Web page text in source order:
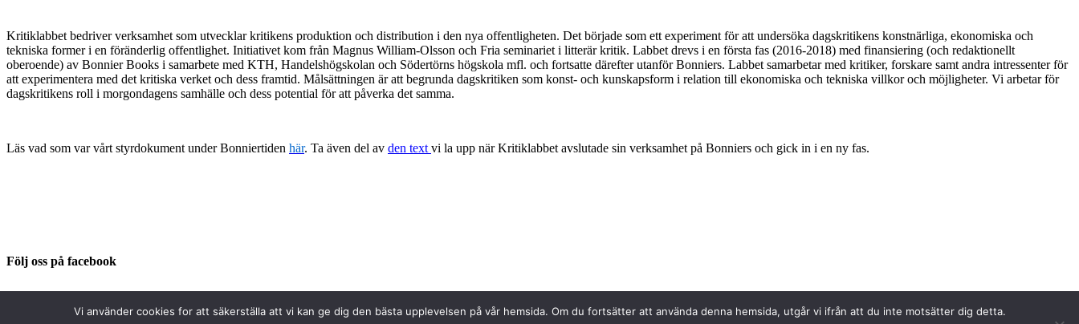
Kritiklabbet bedriver verksamhet som utvecklar kritikens produktion och distribution i den nya offentligheten. Det började som ett experiment för att undersöka dagskritikens konstnärliga, ekonomiska och
tekniska former i en föränderlig offentlighet. Initiativet kom från Magnus William-Olsson och Fria seminariet i litterär kritik. Labbet drevs i en första fas (2016-2018) med finansiering (och redaktionellt
oberoende) av Bonnier Books i samarbete med KTH, Handelshögskolan och Södertörns högskola mfl. och fortsatte därefter utanför Bonniers. Labbet samarbetar med kritiker, forskare samt andra intressenter för
att experimentera med det kritiska verket och dess framtid. Målsättningen är att begrunda dagskritiken som konst- och kunskapsform i relation till ekonomiska och tekniska villkor och möjligheter. Vi arbetar för
dagskritikens roll i morgondagens samhälle och dess potential för att påverka det samma.
Läs vad som var vårt styrdokument under Bonniertiden här. Ta även del av den text vi la upp när Kritiklabbet avslutade sin verksamhet på Bonniers och gick in i en ny fas.
Följ oss på facebook
Vi använder cookies for att säkerställa att vi kan ge dig den bästa upplevelsen på vår hemsida. Om du fortsätter att använda denna hemsida, utgår vi ifrån att du inte motsätter dig detta.